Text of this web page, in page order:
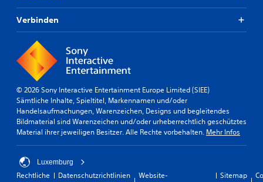
Verbinden
© 2026 Sony Interactive Entertainment Europe Limited (SIEE)
Sämtliche Inhalte, Spieltitel, Markennamen und/oder
Handelsaufmachungen, Warenzeichen, Designs und begleitendes
Bildmaterial sind Warenzeichen und/oder urheberrechtlich geschütztes
Material ihrer jeweiligen Besitzer. Alle Rechte vorbehalten. Mehr Infos
Luxemburg
Rechtliche
Datenschutzrichtlinien
Website-
Sitemap